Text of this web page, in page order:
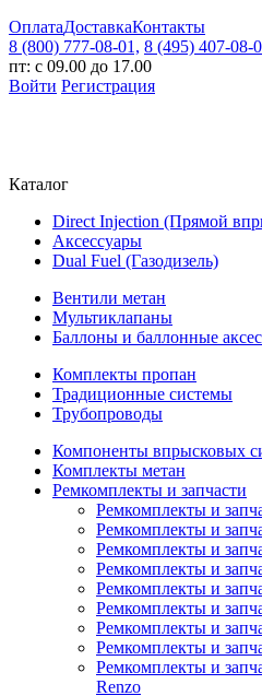
ОплатаДоставкаКонтакты
8 (800) 777-08-01, 8 (495) 407-08-
пт: с 09.00 до 17.00
Войти Регистрация
Каталог
Direct Injection (Прямой
Аксессуары
Dual Fuel (Газодизель)
Вентили метан
Мультиклапаны
Баллоны и баллонные
Комплекты пропан
Традиционные системы
Трубопроводы
Компоненты впрысковых
Комплекты метан
Ремкомплекты и запчасти
Ремкомплекты и
Ремкомплекты и
Ремкомплекты и
Ремкомплекты и
Ремкомплекты и
Ремкомплекты и
Ремкомплекты и
Ремкомплекты и
Ремкомплекты и
Renzo